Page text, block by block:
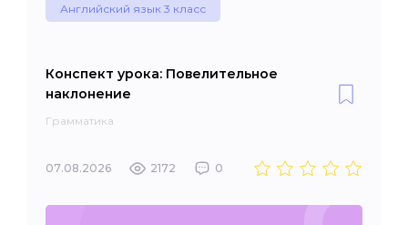
Английский язык 3 класс
Конспект урока: Повелительное
наклонение
Грамматика
07.08.2026 2172 0